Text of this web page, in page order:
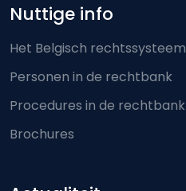
Nuttige info
Het Belgisch rechtssysteem
Personen in de rechtbank
Procedures in de rechtbank
Brochures